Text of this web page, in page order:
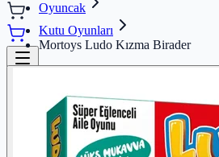
Oyuncak
Kutu Oyunları
Mortoys Ludo Kızma Birader